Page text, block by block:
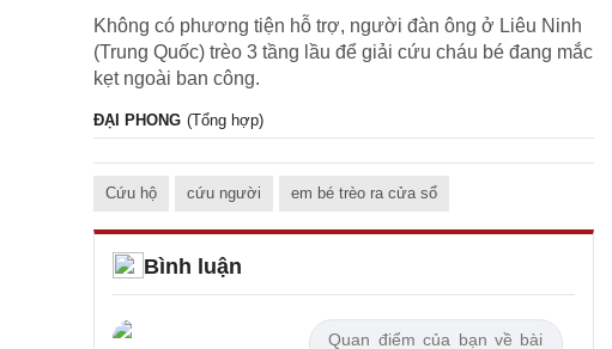
Không có phương tiện hỗ trợ, người đàn ông ở Liêu Ninh
(Trung Quốc) trèo 3 tầng lầu để giải cứu cháu bé đang mắc
kẹt ngoài ban công.
ĐẠI PHONG (Tổng hợp)
Cứu hộ cứu người em bé trèo ra cửa sổ
Bình luận